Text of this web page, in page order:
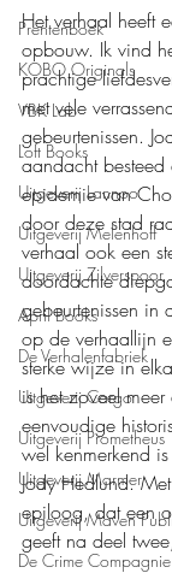
Prentenboek
KOBO Originals
VBK Lab
Loft Books
Uitgeverij Lannoo
Uitgeverij Melenhoff
Uitgeverij Zilverspoor
April Books
De Verhalenfabriek
Uitgeverij Cargo
Uitgeverij Prometheus
Uitgeverij Marmer
Uitgeverij Maven
De Crime Compagnie
Het verhaal heeft
opbouw. Ik vind
prachtige
met vele
gebeurtenissen.
aandacht
epidemie van
door deze stad
verhaal ook een
doordachte
gebeurtenissen
op de verhaallijn
sterke wijze in
is het zoveel
eenvoudige
wel kenmerkend
Jody Hedlund.
epiloog, dat een
geeft na deel